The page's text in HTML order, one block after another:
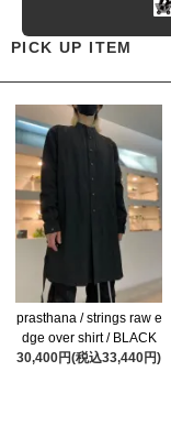
PICK UP ITEM
prasthana / strings raw e
dge over shirt / BLACK
30,400円(税込33,440円)